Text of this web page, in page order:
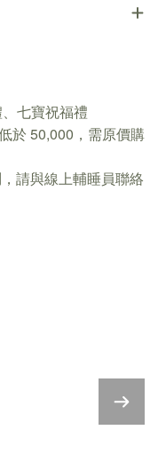
七寶祝福禮
於 50,000，需原價購
請與線上輔睡員聯絡